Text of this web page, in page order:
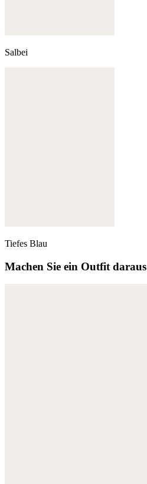
Salbei
Tiefes Blau
Machen Sie ein Outfit daraus